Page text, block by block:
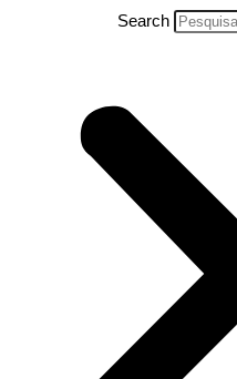
Search